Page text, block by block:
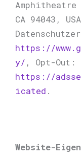
Amphitheatre
CA 94043,
https://
y/ , Opt-Out:
https://
icated .
Website-